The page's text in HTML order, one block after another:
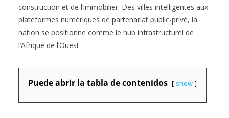
construction et de l’immobilier. Des villes intelligentes aux
plateformes numériques de partenariat public-privé, la
nation se positionne comme le hub infrastructurel de
l’Afrique de l’Ouest.​
Puede abrir la tabla de contenidos show